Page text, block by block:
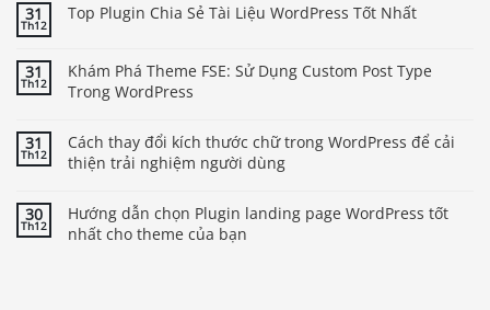
31
Th12
Top Plugin Chia Sẻ Tài Liệu WordPress Tốt Nhất
31
Th12
Khám Phá Theme FSE: Sử Dụng Custom Post Type
Trong WordPress
31
Th12
Cách thay đổi kích thước chữ trong WordPress để cải
thiện trải nghiệm người dùng
30
Th12
Hướng dẫn chọn Plugin landing page WordPress tốt
nhất cho theme của bạn